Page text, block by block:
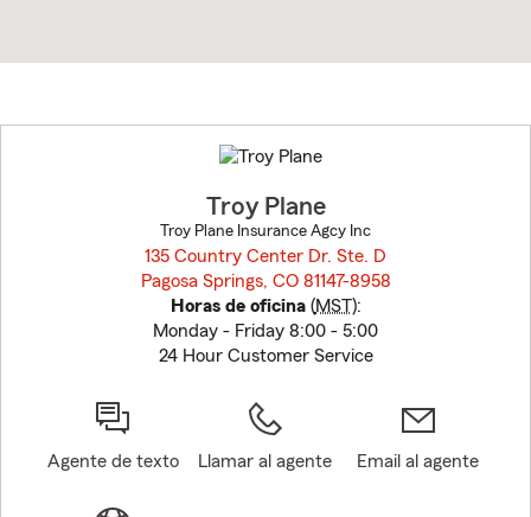
to
before
Troy Plane
Troy Plane Insurance Agcy Inc
135 Country Center Dr. Ste. D
Pagosa Springs, CO 81147-8958
Horas de oficina(MST):
Monday - Friday 8:00 - 5:00
24 Hour Customer Service
Agente de texto Llamar al agente Email al agente